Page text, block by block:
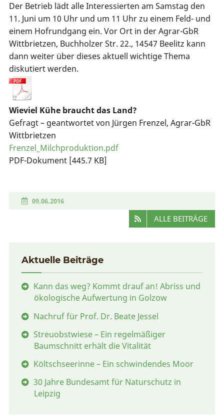
Der Betrieb lädt alle Interessierten am Samstag den
11. Juni um 10 Uhr und um 11 Uhr zu einem Feld- und
einem Hofrundgang ein. Vor Ort in der Agrar-GbR
Wittbrietzen, Buchholzer Str. 22., 14547 Beelitz kann
dann weiter über dieses aktuell wichtige Thema
diskutiert werden.
Wieviel Kühe braucht das Land?
Gefragt – geantwortet von Jürgen Frenzel, Agrar-GbR
Wittbrietzen
Frenzel_Milchproduktion.pdf
PDF-Dokument [445.7 KB]
09.06.2016
ALLE BEITRÄGE
Aktuelle Beiträge
Kann das weg? Kommt drauf an! Abriss und
ökologische Aufwertung in Golzow
Nachruf für Prof. Dr. Beate Jessel
Streuobstwiese – Ein regelmäßiger
Baumschnitt erhält die Vitalität
Költschseerinne – Ein schwindendes Moor
30 Jahre Bundesamt für Naturschutz in
Leipzig